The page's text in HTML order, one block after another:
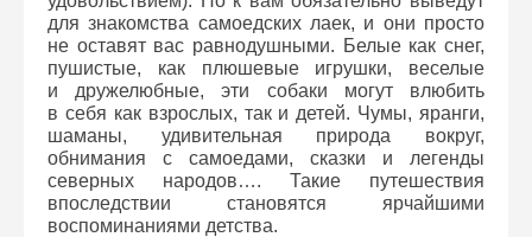
для знакомства самоедских лаек, и они просто
не оставят вас равнодушными. Белые как снег,
пушистые, как плюшевые игрушки, веселые
и дружелюбные, эти собаки могут влюбить
в себя как взрослых, так и детей. Чумы, яранги,
шаманы, удивительная природа вокруг,
обнимания с самоедами, сказки и легенды
северных народов…. Такие путешествия
впоследствии становятся ярчайшими
воспоминаниями детства.